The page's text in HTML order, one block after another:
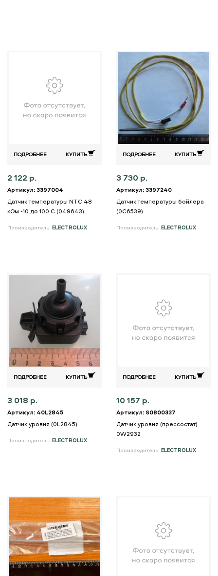
ПОДРОБНЕЕ КУПИТЬ
2 122 р.
Артикул: 3397004
Датчик температуры NTC 48
кОм -10 до 100 C (049643)
Производитель: ELECTROLUX
ПОДРОБНЕЕ КУПИТЬ
3 730 р.
Артикул: 3397240
Датчик температуры бойлера
(0C6539)
Производитель: ELECTROLUX
ПОДРОБНЕЕ КУПИТЬ
3 018 р.
Артикул: 40L2845
Датчик уровня (0L2845)
Производитель: ELECTROLUX
ПОДРОБНЕЕ КУПИТЬ
10 157 р.
Артикул: S0800337
Датчик уровня (прессостат)
0W2932
Производитель: ELECTROLUX